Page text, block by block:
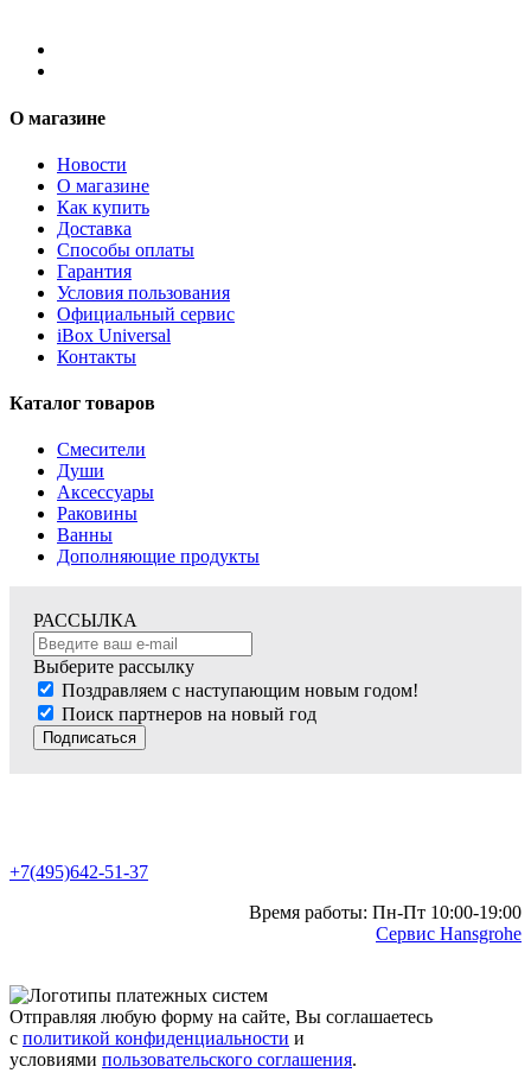
О магазине
Новости
О магазине
Как купить
Доставка
Способы оплаты
Гарантия
Условия пользования
Официальный сервис
iBox Universal
Контакты
Каталог товаров
Смесители
Души
Аксессуары
Раковины
Ванны
Дополняющие продукты
РАССЫЛКА
Выберите рассылку
Поздравляем с наступающим новым годом!
Поиск партнеров на новый год
Подписаться
+7(495)642-51-37
Время работы: Пн-Пт 10:00-19:00
Сервис Hansgrohe
Отправляя любую форму на сайте, Вы соглашаетесь
с политикой конфиденциальности и
условиями пользовательского соглашения.